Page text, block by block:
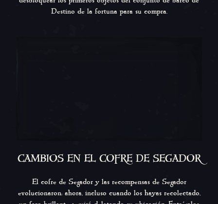
Destino de la fortuna para su compra.
CAMBIOS EN EL COFRE DE SEGADOR
El cofre de Segador y las recompensas de Segador
evolucionaron: ahora, incluso cuando los hayas recolectado,